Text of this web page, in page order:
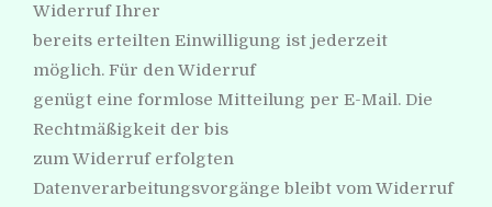
Widerruf Ihrer
bereits erteilten Einwilligung ist jederzeit
möglich. Für den Widerruf
genügt eine formlose Mitteilung per E-Mail. Die
Rechtmäßigkeit der bis
zum Widerruf erfolgten
Datenverarbeitungsvorgänge bleibt vom Widerruf